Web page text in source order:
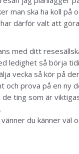
man ska ha koll
har därför valt att
med ditt
ledighet så börja
vecka så kör på
och prova på en ny
de ting som är
du känner väl